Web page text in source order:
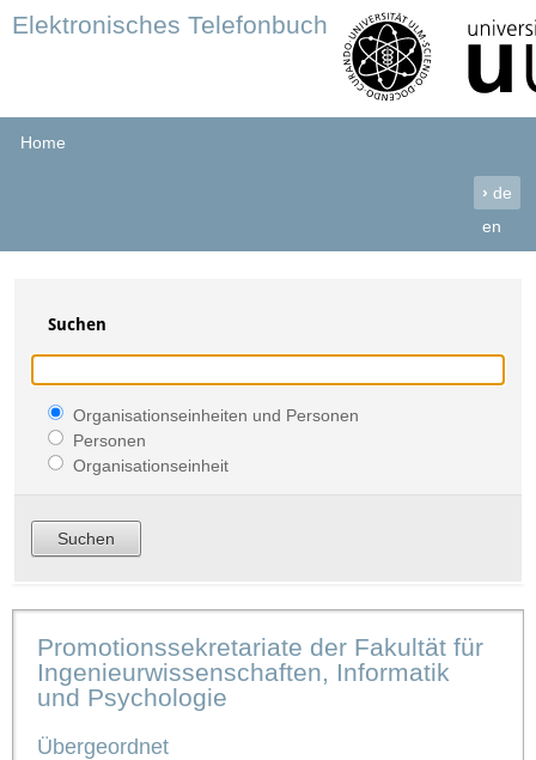
Elektronisches Telefonbuch
Home
› de
en
Suchen
Organisationseinheiten und Personen
Personen
Organisationseinheit
Promotionssekretariate der Fakultät für
Ingenieurwissenschaften, Informatik
und Psychologie
Übergeordnet